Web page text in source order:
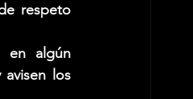
respeto
en algún
los